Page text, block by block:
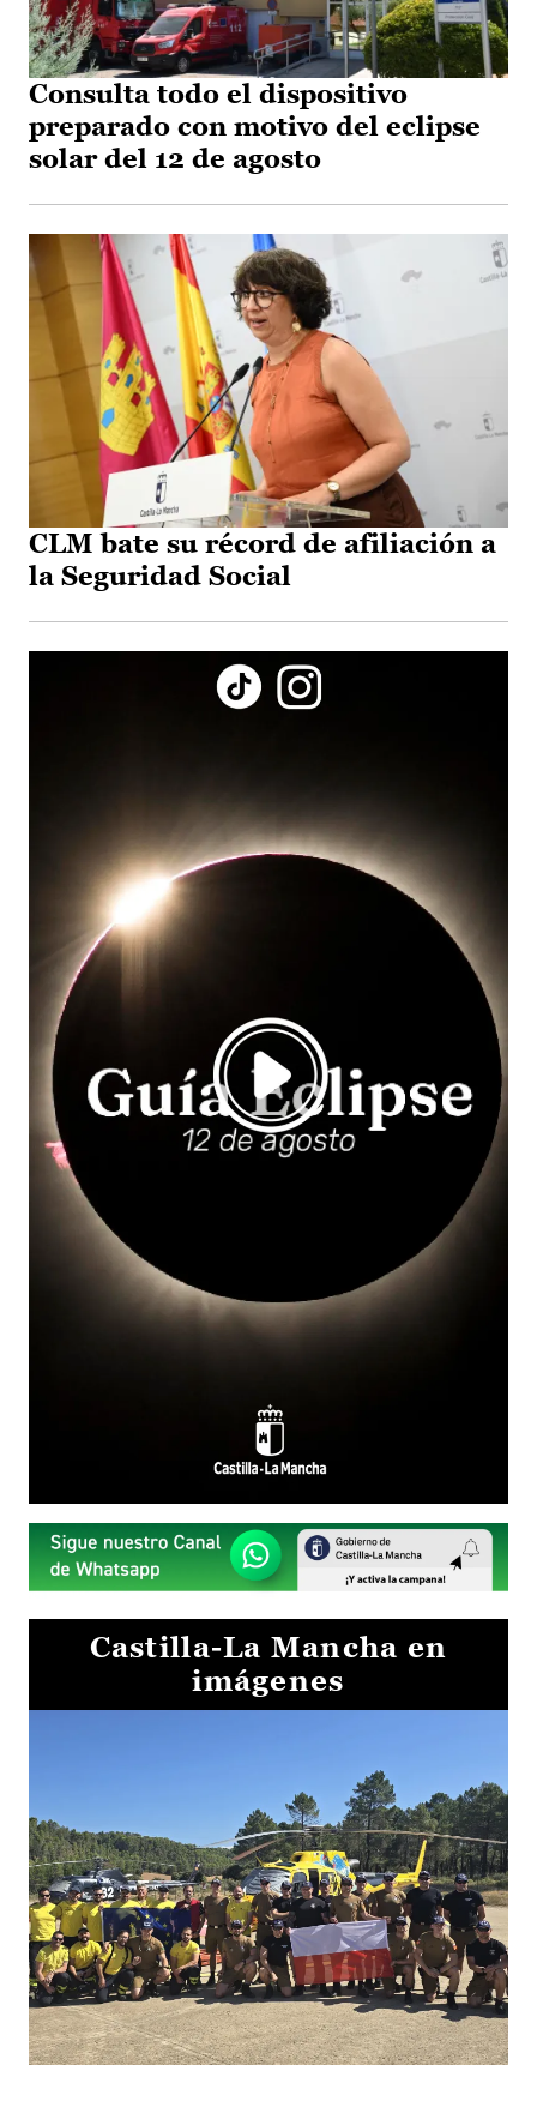
Consulta todo el dispositivo
preparado con motivo del eclipse
solar del 12 de agosto
CLM bate su récord de afiliación a
la Seguridad Social
Castilla-La Mancha en
imágenes